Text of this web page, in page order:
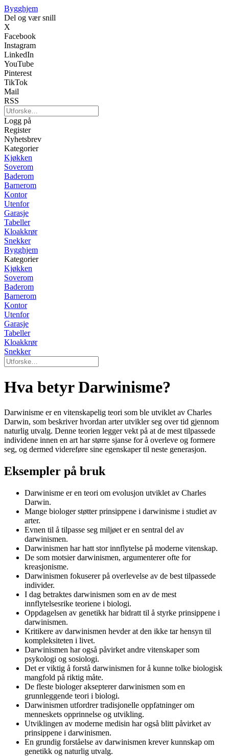
Bygghjem
Del og vær snill
X
Facebook
Instagram
LinkedIn
YouTube
Pinterest
TikTok
Mail
RSS
Logg på
Register
Nyhetsbrev
Kategorier
Kjøkken
Soverom
Baderom
Barnerom
Kontor
Utenfor
Garasje
Tabeller
Kloakkrør
Snekker
Bygghjem
Kategorier
Kjøkken
Soverom
Baderom
Barnerom
Kontor
Utenfor
Garasje
Tabeller
Kloakkrør
Snekker
Hva betyr Darwinisme?
Darwinisme er en vitenskapelig teori som ble utviklet av Charles
Darwin, som beskriver hvordan arter utvikler seg over tid gjennom
naturlig utvalg. Denne teorien legger vekt på at de mest tilpassede
individene innen en art har større sjanse for å overleve og formere
seg, og dermed videreføre sine egenskaper til neste generasjon.
Eksempler på bruk
Darwinisme er en teori om evolusjon utviklet av Charles
Darwin.
Mange biologer støtter prinsippene i darwinisme i studiet av
arter.
Evnen til å tilpasse seg miljøet er en sentral del av
darwinismen.
Darwinismen har hatt stor innflytelse på moderne vitenskap.
De som motsier darwinismen, argumenterer ofte for
kreasjonisme.
Darwinismen fokuserer på overlevelse av de best tilpassede
individer.
I dag betraktes darwinismen som en av de mest
innflytelsesrike teoriene i biologi.
Oppdagelsen av genetikk har bidratt til å styrke prinsippene i
darwinismen.
Kritikere av darwinismen hevder at den ikke tar hensyn til
kompleksiteten i livet.
Darwinismen har også påvirket andre vitenskaper som
psykologi og sosiologi.
Det er viktig å forstå darwinismen for å kunne tolke biologisk
mangfold på riktig måte.
De fleste biologer aksepterer darwinismen som en
grunnleggende teori i biologi.
Darwinismen utfordrer tradisjonelle oppfatninger om
menneskets opprinnelse og utvikling.
Utviklingen av moderne medisin har også blitt påvirket av
prinsippene i darwinismen.
En grundig forståelse av darwinismen krever kunnskap om
genetikk og naturlig utvalg.